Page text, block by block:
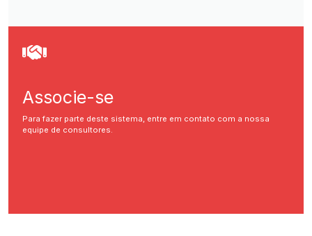
Associe-se
Para fazer parte deste sistema, entre em contato com a nossa
equipe de consultores.